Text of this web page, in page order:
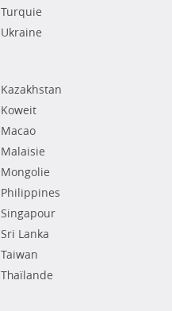
Turquie
Ukraine
Kazakhstan
Koweit
Macao
Malaisie
Mongolie
Philippines
Singapour
Sri Lanka
Taiwan
Thaïlande